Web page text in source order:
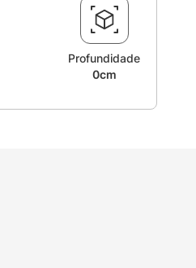
Profundidade
0cm